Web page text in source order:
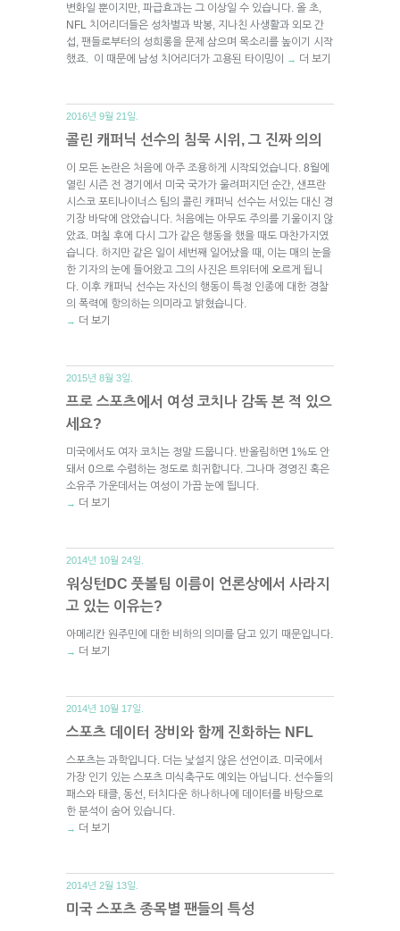
변화일 뿐이지만, 파급효과는 그 이상일 수 있습니다. 올 초,
NFL 치어리더들은 성차별과 박봉, 지나친 사생활과 외모 간
섭, 팬들로부터의 성희롱을 문제 삼으며 목소리를 높이기 시작
했죠. 이 때문에 남성 치어리더가 고용된 타이밍이
→ 더 보기
2016년 9월 21일.
콜린 캐퍼닉 선수의 침묵 시위, 그 진짜 의의
이 모든 논란은 처음에 아주 조용하게 시작되었습니다. 8월에
열린 시즌 전 경기에서 미국 국가가 울려퍼지던 순간, 샌프란
시스코 포티나이너스 팀의 콜린 캐퍼닉 선수는 서있는 대신 경
기장 바닥에 앉았습니다. 처음에는 아무도 주의를 기울이지 않
았죠. 며칠 후에 다시 그가 같은 행동을 했을 때도 마찬가지였
습니다. 하지만 같은 일이 세번째 일어났을 때, 이는 매의 눈을
한 기자의 눈에 들어왔고 그의 사진은 트위터에 오르게 됩니
다. 이후 캐퍼닉 선수는 자신의 행동이 특정 인종에 대한 경찰
의 폭력에 항의하는 의미라고 밝혔습니다.
→ 더 보기
2015년 8월 3일.
프로 스포츠에서 여성 코치나 감독 본 적 있으
세요?
미국에서도 여자 코치는 정말 드뭅니다. 반올림하면 1%도 안
돼서 0으로 수렴하는 정도로 희귀합니다. 그나마 경영진 혹은
소유주 가운데서는 여성이 가끔 눈에 띕니다.
→ 더 보기
2014년 10월 24일.
워싱턴DC 풋볼팀 이름이 언론상에서 사라지
고 있는 이유는?
아메리칸 원주민에 대한 비하의 의미를 담고 있기 때문입니다.
→ 더 보기
2014년 10월 17일.
스포츠 데이터 장비와 함께 진화하는 NFL
스포츠는 과학입니다. 더는 낯설지 않은 선언이죠. 미국에서
가장 인기 있는 스포츠 미식축구도 예외는 아닙니다. 선수들의
패스와 태클, 동선, 터치다운 하나하나에 데이터를 바탕으로
한 분석이 숨어 있습니다.
→ 더 보기
2014년 2월 13일.
미국 스포츠 종목별 팬들의 특성